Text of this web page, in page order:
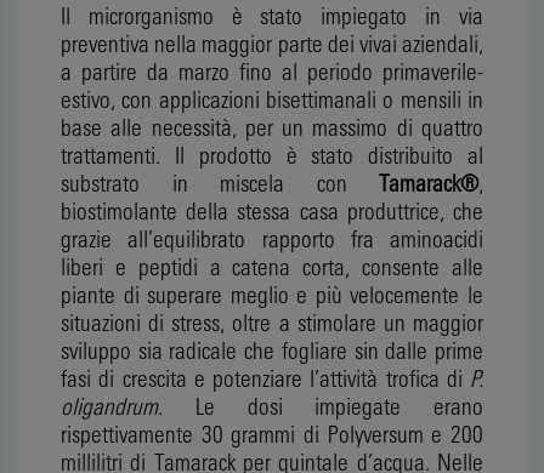
Il microrganismo è stato impiegato in via
preventiva nella maggior parte dei vivai aziendali,
a partire da marzo fino al periodo primaverile-
estivo, con applicazioni bisettimanali o mensili in
base alle necessità, per un massimo di quattro
trattamenti. Il prodotto è stato distribuito al
substrato in miscela con Tamarack®,
biostimolante della stessa casa produttrice, che
grazie all’equilibrato rapporto fra aminoacidi
liberi e peptidi a catena corta, consente alle
piante di superare meglio e più velocemente le
situazioni di stress, oltre a stimolare un maggior
sviluppo sia radicale che fogliare sin dalle prime
fasi di crescita e potenziare l’attività trofica di P.
oligandrum. Le dosi impiegate erano
rispettivamente 30 grammi di Polyversum e 200
millilitri di Tamarack per quintale d’acqua. Nelle